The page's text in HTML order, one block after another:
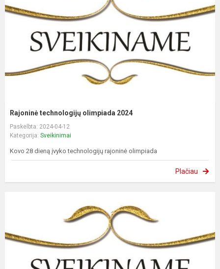
Rajoninė technologijų olimpiada 2024
Paskelbta: 2024-04-12
Kategorija: Sveikinimai
Kovo 28 dieną įvyko technologijų rajoninė olimpiada
Plačiau